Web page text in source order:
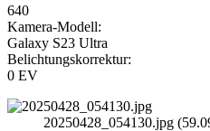
640
Kamera-Modell:
Galaxy S23 Ultra
Belichtungskorrektur:
0 EV
20250428_054130.jpg